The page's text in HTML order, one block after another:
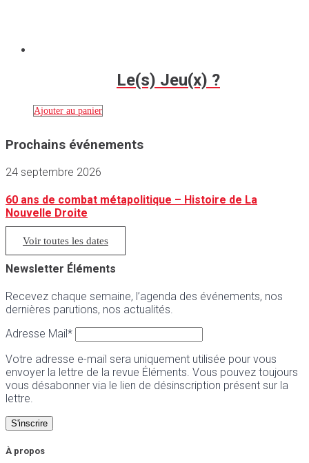
Le(s) Jeu(x) ?
Ajouter au panier
Prochains événements
24 septembre 2026
60 ans de combat métapolitique – Histoire de La
Nouvelle Droite
Voir toutes les dates
Newsletter Éléments
Recevez chaque semaine, l’agenda des événements, nos
dernières parutions, nos actualités.
Adresse Mail*
Votre adresse e-mail sera uniquement utilisée pour vous
envoyer la lettre de la revue Éléments. Vous pouvez toujours
vous désabonner via le lien de désinscription présent sur la
lettre.
À propos